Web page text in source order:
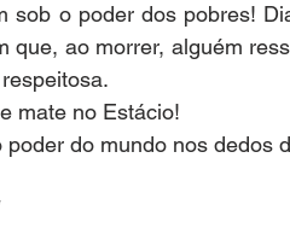
sob o poder dos pobres!
que, ao morrer, alguém
mate no Estácio!
do mundo nos dedos